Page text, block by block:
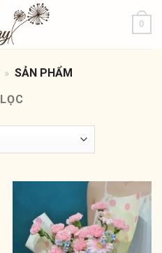
0
» SẢN PHẨM
LỌC